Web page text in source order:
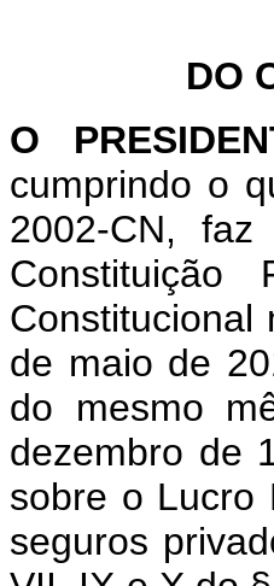
DO
O
cumprindo o
2002-CN,
de maio de
do mesmo
dezembro de
sobre o Lucro
seguros